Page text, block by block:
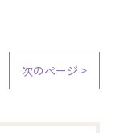
次のページ >